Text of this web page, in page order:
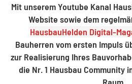
Mit unserem Youtube Kanal
Website sowie dem
HausbauHelden Digital-
Bauherren vom ersten Impuls
zur Realisierung Ihres
die Nr. 1 Hausbau Community